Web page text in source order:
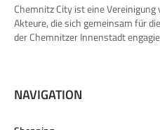
Chemnitz City ist eine
Akteure, die sich gemeinsam für
der Chemnitzer Innenstadt
NAVIGATION